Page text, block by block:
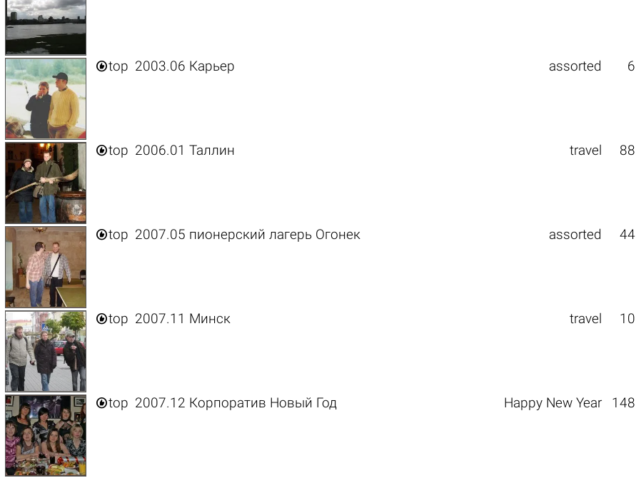
top 2003.06 Карьер assorted 6
top 2006.01 Таллин travel 88
top 2007.05 пионерский лагерь Огонек assorted 44
top 2007.11 Минск travel 10
top 2007.12 Корпоратив Новый Год Happy New Year 148